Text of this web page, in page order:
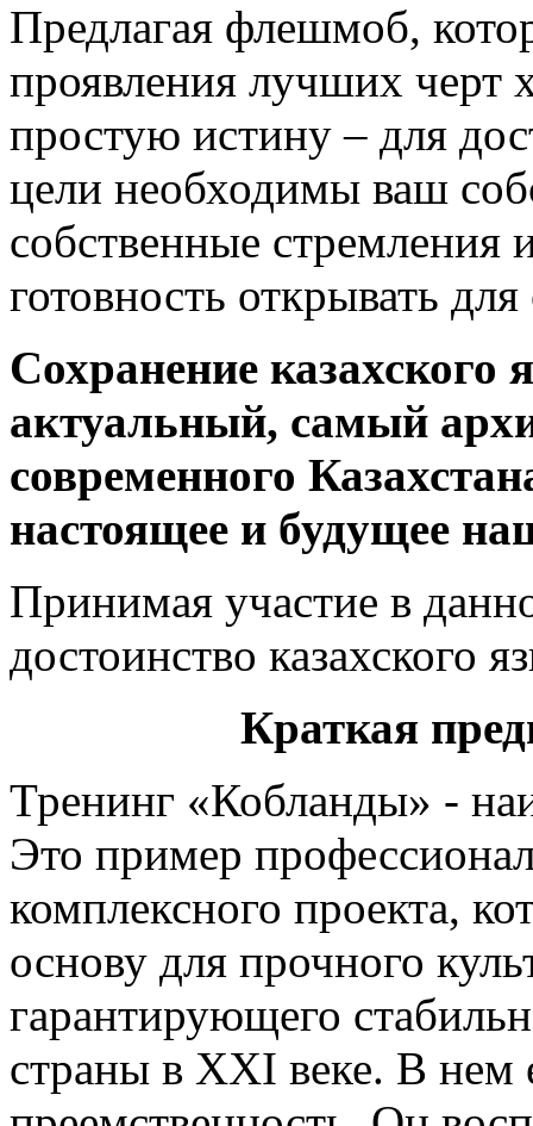
Предлагая флешмоб,
проявления лучших черт
простую истину – для
цели необходимы ваш
собственные стремления
готовность открывать
Сохранение казахского
актуальный, самый
современного
настоящее и будущее
Принимая участие в
достоинство казахского
Краткая
Тренинг «Кобланды» -
Это пример
комплексного проекта,
основу для прочного
гарантирующего
страны в ХХI веке. В нем